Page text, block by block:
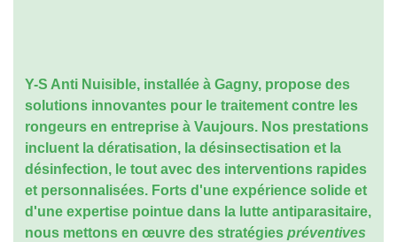
Y-S Anti Nuisible, installée à Gagny, propose des
solutions innovantes pour letraitement contre les
rongeurs en entreprise à Vaujours. Nos prestations
incluent la dératisation, la désinsectisation et la
désinfection, le tout avec des interventions rapides
et personnalisées. Forts d'une expérience solide et
d'une expertise pointue dans la lutte antiparasitaire,
nous mettons en œuvre des stratégiespréventives